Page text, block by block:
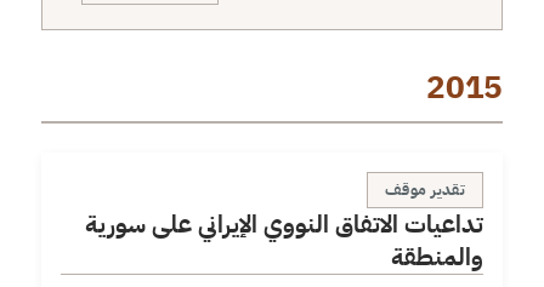
2015
تداعيات الاتفاق النووي الإيراني على سورية والمنطقة
تقدير موقف
تداعيات الاتفاق النووي الإيراني على سورية
والمنطقة